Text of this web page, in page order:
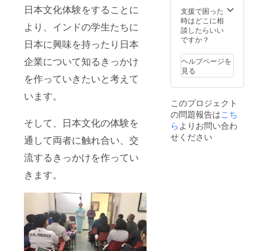
日本文化体験をすることに
より、インドの学生たちに
日本に興味を持ったり日本
企業について知るきっかけ
を作っていきたいと考えて
います。
そして、日本文化の体験を
通して両者に触れ合い、交
流するきっかけを作ってい
きます。
問着、
付け下
げ、袋
帯 講座
後、継
続的に
無料で
着物相
付けて
おりま
す。
（ご利
用期間
支援で困った
時はどこに相
談したらいい
ですか？
ヘルプページを
見る
このプロジェクト
の問題報告はこち
ら よりお問い合わ
せください